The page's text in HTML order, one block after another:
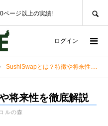
ページ以上の実績!
ログイン
SushiSwapとは？特徴や将来性を徹底解説
将来性を徹底解説
ルの森